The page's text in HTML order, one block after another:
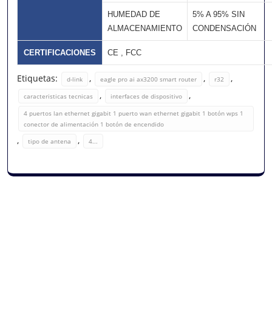
HUMEDAD DE
ALMACENAMIENTO
5% A 95% SIN
CONDENSACIÓN
CERTIFICACIONES CE , FCC
Etiquetas: d-link , eagle pro ai ax3200 smart router , r32 ,
caracteristicas tecnicas , interfaces de dispositivo ,
4 puertos lan ethernet gigabit 1 puerto wan ethernet gigabit 1 botón wps 1
conector de alimentación 1 botón de encendido
, tipo de antena , 4...